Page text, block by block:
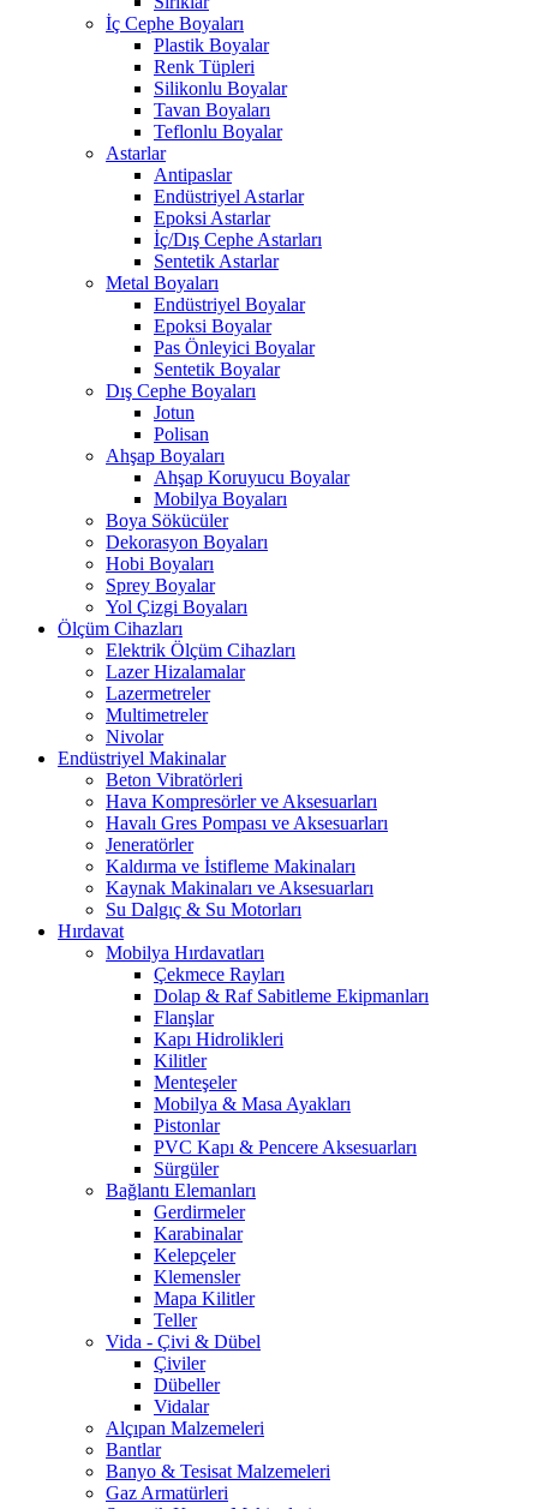
İç Cephe Boyaları
Plastik Boyalar
Renk Tüpleri
Silikonlu Boyalar
Tavan Boyaları
Teflonlu Boyalar
Astarlar
Antipaslar
Endüstriyel Astarlar
Epoksi Astarlar
İç/Dış Cephe Astarları
Sentetik Astarlar
Metal Boyaları
Endüstriyel Boyalar
Epoksi Boyalar
Pas Önleyici Boyalar
Sentetik Boyalar
Dış Cephe Boyaları
Jotun
Polisan
Ahşap Boyaları
Ahşap Koruyucu Boyalar
Mobilya Boyaları
Boya Sökücüler
Dekorasyon Boyaları
Hobi Boyaları
Sprey Boyalar
Yol Çizgi Boyaları
Ölçüm Cihazları
Elektrik Ölçüm Cihazları
Lazer Hizalamalar
Lazermetreler
Multimetreler
Nivolar
Endüstriyel Makinalar
Beton Vibratörleri
Hava Kompresörler ve Aksesuarları
Havalı Gres Pompası ve Aksesuarları
Jeneratörler
Kaldırma ve İstifleme Makinaları
Kaynak Makinaları ve Aksesuarları
Su Dalgıç & Su Motorları
Hırdavat
Mobilya Hırdavatları
Çekmece Rayları
Dolap & Raf Sabitleme Ekipmanları
Flanşlar
Kapı Hidrolikleri
Kilitler
Menteşeler
Mobilya & Masa Ayakları
Pistonlar
PVC Kapı & Pencere Aksesuarları
Sürgüler
Bağlantı Elemanları
Gerdirmeler
Karabinalar
Kelepçeler
Klemensler
Mapa Kilitler
Teller
Vida - Çivi & Dübel
Çiviler
Dübeller
Vidalar
Alçıpan Malzemeleri
Bantlar
Banyo & Tesisat Malzemeleri
Gaz Armatürleri